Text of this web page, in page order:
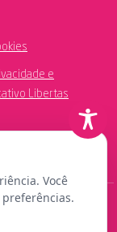
e
Libertas
Você